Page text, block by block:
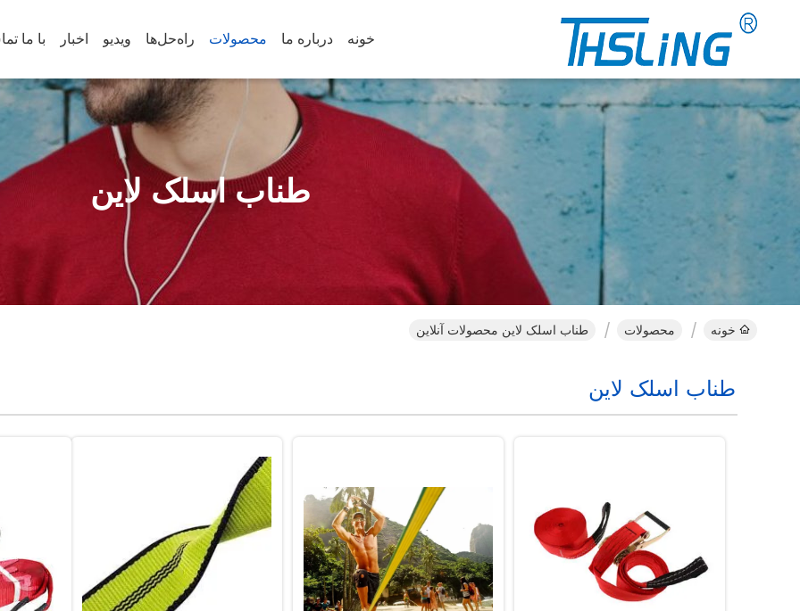
خونه درباره ما محصولات راه‌حل‌ها ویدیو اخبار با ما
طناب اسلک لاین
خونه محصولات طناب اسلک لاین محصولات آنلاین
طناب اسلک لاین